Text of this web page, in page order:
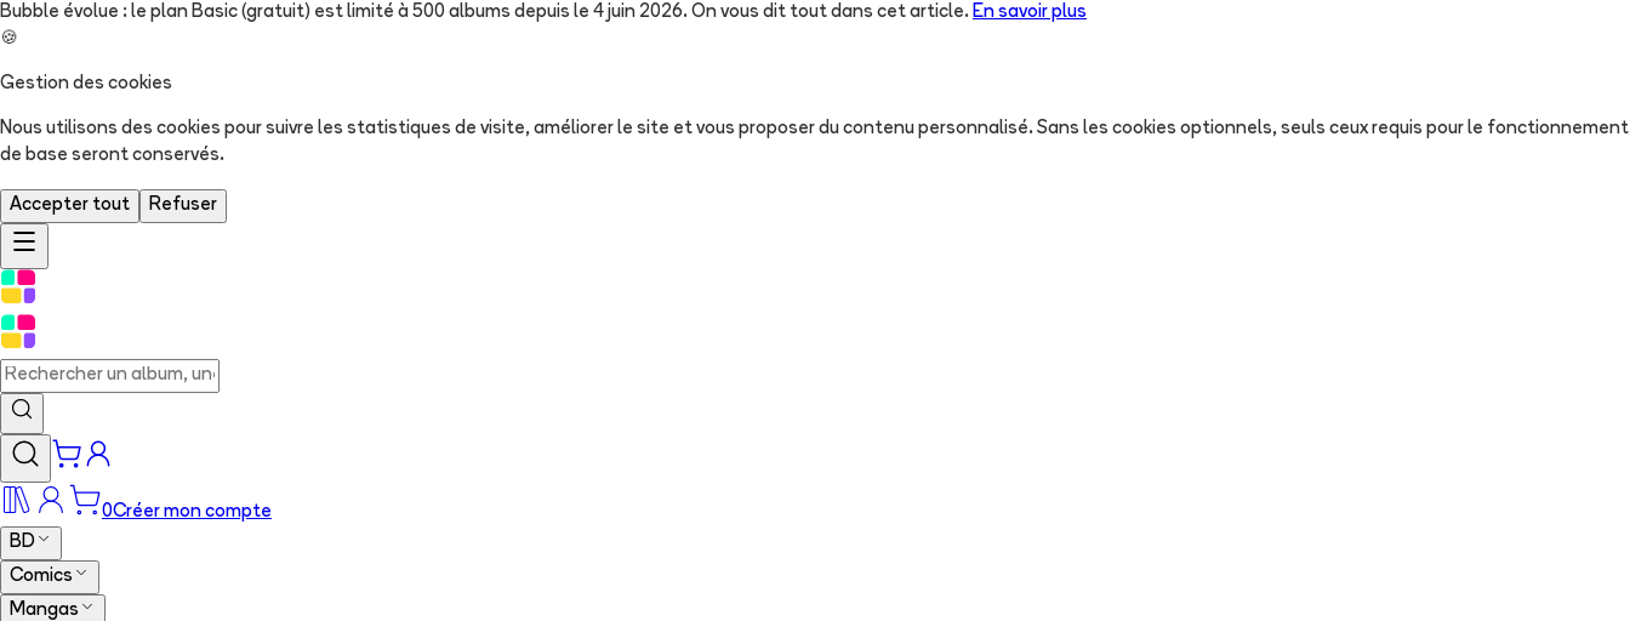
Bubble évolue : le plan Basic (gratuit) est limité à 500 albums depuis le 4 juin 2026. On vous dit tout dans cet article. En savoir plus
🍪
Gestion des cookies
Nous utilisons des cookies pour suivre les statistiques de visite, améliorer le site et vous proposer du contenu personnalisé. Sans les cookies optionnels, seuls ceux requis pour le fonctionnement
de base seront conservés.
Accepter tout Refuser
0Créer mon compte
BD
Comics
Mangas